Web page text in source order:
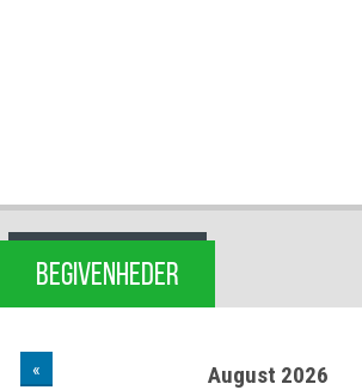
BEGIVENHEDER
« August 2026